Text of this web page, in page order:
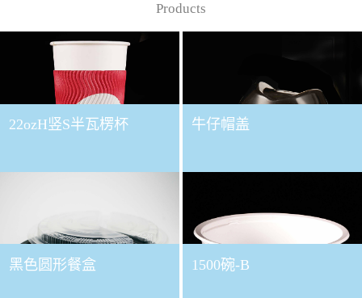
Products
22ozH竖S半瓦楞杯 牛仔帽盖
黑色圆形餐盒 1500碗-B